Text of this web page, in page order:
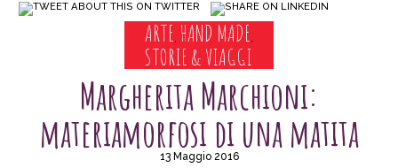
ARTE , HAND MADE ,
STORIE & VIAGGI
Margherita Marchioni:
materiamorfosi di una matita
13 Maggio 2016